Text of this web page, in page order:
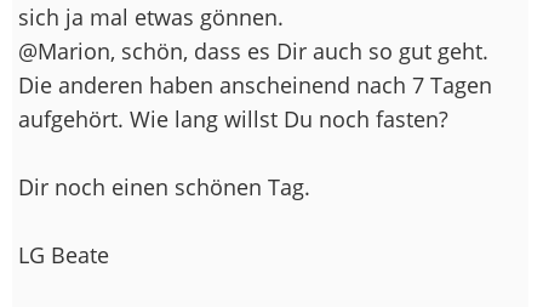
sich ja mal etwas gönnen.
@Marion, schön, dass es Dir auch so gut geht.
Die anderen haben anscheinend nach 7 Tagen
aufgehört. Wie lang willst Du noch fasten?
Dir noch einen schönen Tag.
LG Beate